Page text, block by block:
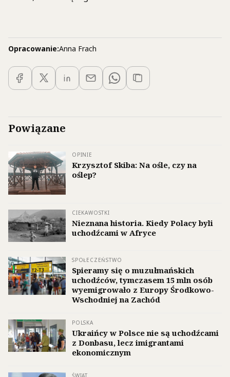
Opracowanie:Anna Frach
Powiązane
OPINIE
Krzysztof Skiba: Na ośle, czy na
oślep?
CIEKAWOSTKI
Nieznana historia. Kiedy Polacy byli
uchodźcami w Afryce
SPOŁECZEŃSTWO
Spieramy się o muzułmańskich
uchodźców, tymczasem 15 mln osób
wyemigrowało z Europy Środkowo-
Wschodniej na Zachód
POLSKA
Ukraińcy w Polsce nie są uchodźcami
z Donbasu, lecz imigrantami
ekonomicznym
ŚWIAT